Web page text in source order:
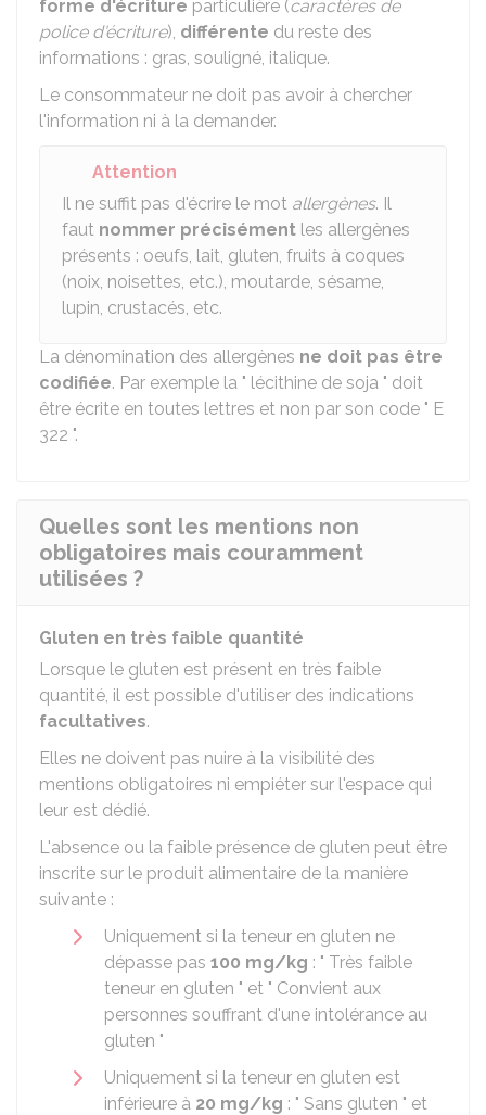
forme d'écriture particulière (caractères de
police d'écriture), différente du reste des
informations : gras, souligné, italique.
Le consommateur ne doit pas avoir à chercher
l'information ni à la demander.
Attention
Il ne suffit pas d'écrire le mot allergènes. Il
faut nommer précisément les allergènes
présents : oeufs, lait, gluten, fruits à coques
(noix, noisettes, etc.), moutarde, sésame,
lupin, crustacés, etc.
La dénomination des allergènes ne doit pas être
codifiée. Par exemple la " lécithine de soja " doit
être écrite en toutes lettres et non par son code " E
322 ".
Quelles sont les mentions non
obligatoires mais couramment
utilisées ?
Gluten en très faible quantité
Lorsque le gluten est présent en très faible
quantité, il est possible d'utiliser des indications
facultatives.
Elles ne doivent pas nuire à la visibilité des
mentions obligatoires ni empiéter sur l'espace qui
leur est dédié.
L'absence ou la faible présence de gluten peut être
inscrite sur le produit alimentaire de la manière
suivante :
Uniquement si la teneur en gluten ne
dépasse pas 100 mg/kg : " Très faible
teneur en gluten " et " Convient aux
personnes souffrant d'une intolérance au
gluten "
Uniquement si la teneur en gluten est
inférieure à 20 mg/kg : " Sans gluten " et